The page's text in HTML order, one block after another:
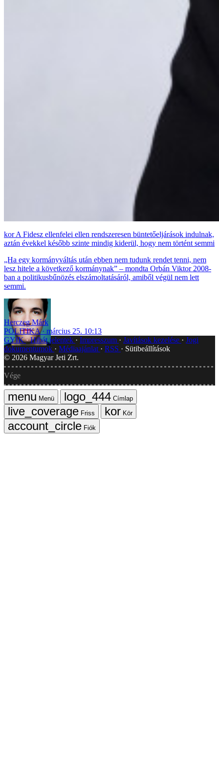
A Fidesz ellenfelei ellen rendszeresen büntetőeljárások indulnak,
aztán évekkel később szinte mindig kiderül, hogy nem történt semmi
„Ha egy kormányváltás után ebben nem tudunk rendet tenni, nem
lesz hitele a következő kormánynak” – mondta Orbán Viktor 2008-
ban a politikusbűnözés elszámoltatásáról, amiből végül nem lett
semmi.
Herczeg Márk
POLITIKA
március 25. 10:13
GYIK Hibát jelentek Impresszum Javítások kezelése
Jogi
dokumentumok
Médiaajánlat RSS
Sütibeállítások
© 2026 Magyar Jeti Zrt.
Vége
Menü
Címlap
Friss
Kör
Fiók